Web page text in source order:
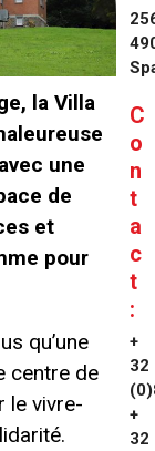
la Villa
une
de
et
pour
qu’une
centre de
le vivre-
C
o
n
t
a
c
t
:
+
32
+
32